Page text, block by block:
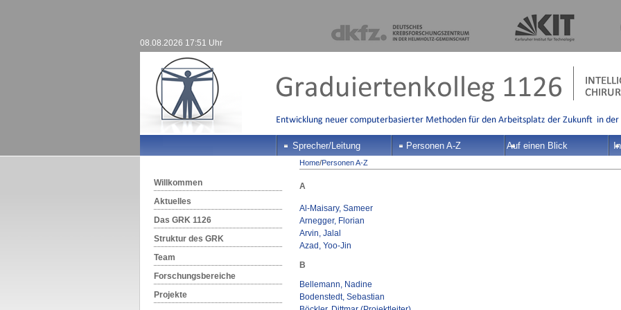
08.08.2026 17:51 Uhr
Sprecher/Leitung Personen A-Z Auf einen Blick
Willkommen
Aktuelles
Das GRK 1126
Struktur des GRK
Team
Forschungsbereiche
Projekte
Home/Personen A-Z
A
Al-Maisary, Sameer
Arnegger, Florian
Arvin, Jalal
Azad, Yoo-Jin
B
Bellemann, Nadine
Bodenstedt, Sebastian